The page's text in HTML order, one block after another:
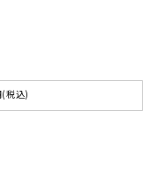
税込)